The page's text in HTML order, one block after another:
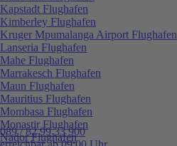
089 / 82 99 33 900
Kapstadt Flughafen
Kimberley Flughafen
Kruger Mpumalanga Airport Flughafen
Lanseria Flughafen
Mahe Flughafen
Marrakesch Flughafen
Maun Flughafen
Mauritius Flughafen
Mombasa Flughafen
Monastir Flughafen
Nador Flughafen